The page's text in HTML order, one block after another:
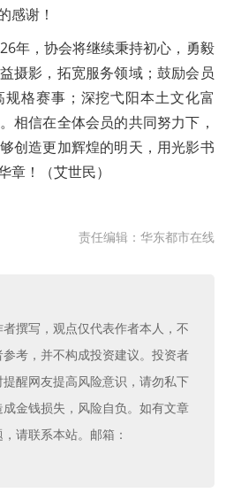
感谢！
年，协会将继续秉持初心，勇毅
摄影，拓宽服务领域；鼓励会员
格赛事；深挖弋阳本土文化富
相信在全体会员的共同努力下，
创造更加辉煌的明天，用光影书
章！（艾世民）
责任编辑：华东都市在线
撰写，观点仅代表作者本人，不
考，并不构成投资建议。投资者
醒网友提高风险意识，请勿私下
金钱损失，风险自负。如有文章
请联系本站。邮箱：